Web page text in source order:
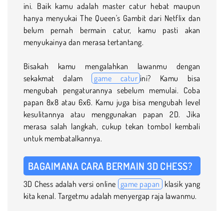
ini. Baik kamu adalah master catur hebat maupun
hanya menyukai The Queen's Gambit dari Netflix dan
belum pernah bermain catur, kamu pasti akan
menyukainya dan merasa tertantang.
Bisakah kamu mengalahkan lawanmu dengan
sekakmat dalam game catur ini? Kamu bisa
mengubah pengaturannya sebelum memulai. Coba
papan 8x8 atau 6x6. Kamu juga bisa mengubah level
kesulitannya atau menggunakan papan 2D. Jika
merasa salah langkah, cukup tekan tombol kembali
untuk membatalkannya.
BAGAIMANA CARA BERMAIN 3D CHESS?
3D Chess adalah versi online game papan klasik yang
kita kenal. Targetmu adalah menyergap raja lawanmu.